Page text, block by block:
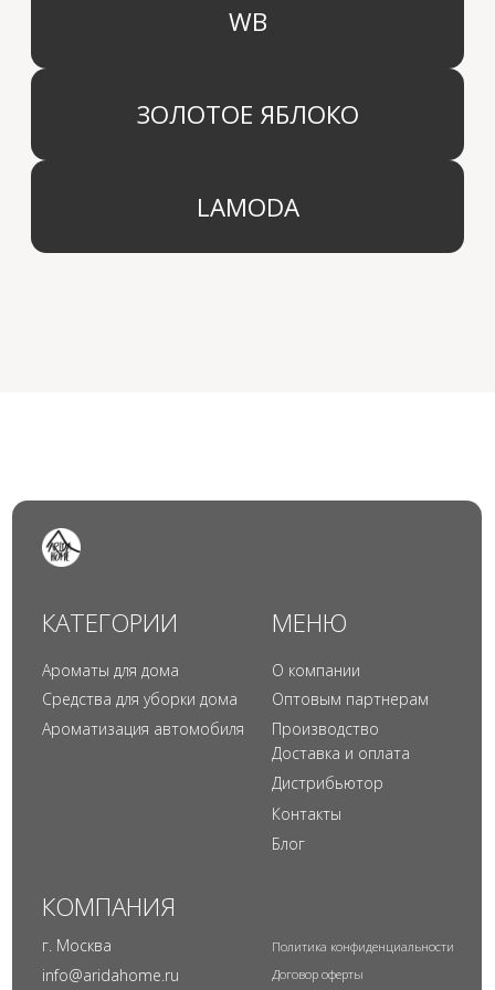
© 2024 Арида Хоум. Все права защищены